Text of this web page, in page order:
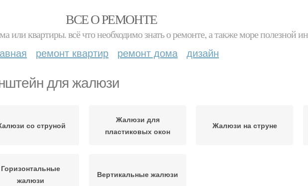
ВСЕ О РЕМОНТЕ
или квартиры. всё что необходимо знать о ремонте, а также море полезной
ремонт квартир ремонт дома дизайн
для жалюзи
со струной
Жалюзи для
пластиковых окон
Жалюзи на струне
Горизонтальные
жалюзи
Вертикальные жалюзи